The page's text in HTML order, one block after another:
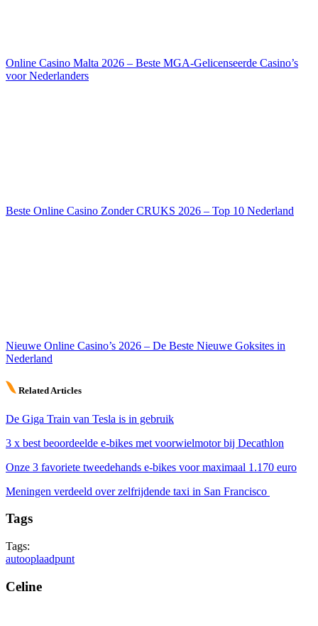
Online Casino Malta 2026 – Beste MGA-Gelicenseerde Casino’s
voor Nederlanders
Beste Online Casino Zonder CRUKS 2026 – Top 10 Nederland
Nieuwe Online Casino’s 2026 – De Beste Nieuwe Goksites in
Nederland
Related Articles
De Giga Train van Tesla is in gebruik
3 x best beoordeelde e-bikes met voorwielmotor bij Decathlon
Onze 3 favoriete tweedehands e-bikes voor maximaal 1.170 euro
Meningen verdeeld over zelfrijdende taxi in San Francisco
Tags
Tags:
autooplaadpunt
Celine